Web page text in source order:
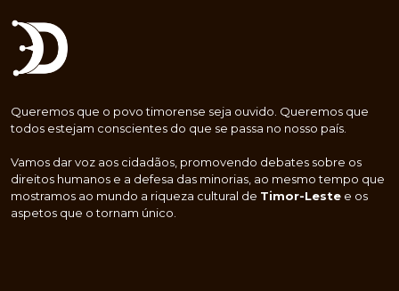
Queremos que o povo timorense seja ouvido. Queremos que
todos estejam conscientes do que se passa no nosso país.
Vamos dar voz aos cidadãos, promovendo debates sobre os
direitos humanos e a defesa das minorias, ao mesmo tempo que
mostramos ao mundo a riqueza cultural de Timor-Leste e os
aspetos que o tornam único.